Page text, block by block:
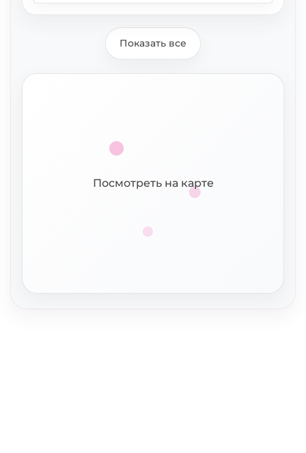
Показать все
Посмотреть на карте